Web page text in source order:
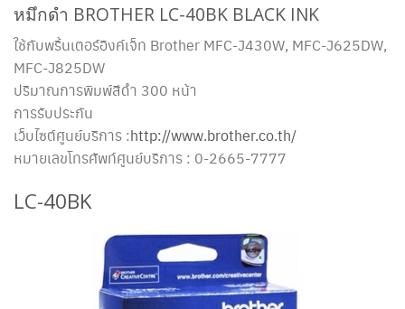
หมึกดำ BROTHER LC-40BK BLACK INK
ใช้กับพริ้นเตอร์อิงค์เจ็ท Brother MFC-J430W, MFC-J625DW,
MFC-J825DW
ปริมาณการพิมพ์สีดำ 300 หน้า
การรับประกัน
เว็บไซต์ศูนย์บริการ :http://www.brother.co.th/
หมายเลขโทรศัพท์ศูนย์บริการ : 0-2665-7777
LC-40BK